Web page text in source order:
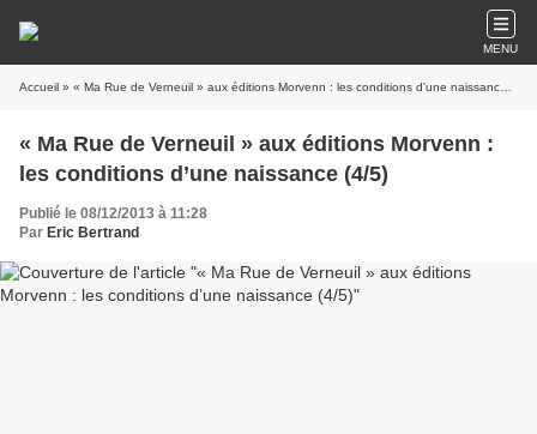
MENU
Accueil » « Ma Rue de Verneuil » aux éditions Morvenn : les conditions d’une naissance (4/5)
« Ma Rue de Verneuil » aux éditions Morvenn :
les conditions d’une naissance (4/5)
Publié le 08/12/2013 à 11:28
Par Eric Bertrand